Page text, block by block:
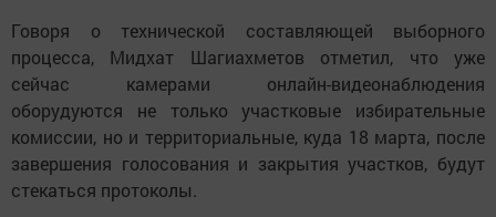
Говоря о технической составляющей выборного
процесса, Мидхат Шагиахметов отметил, что уже
сейчас камерами онлайн-видеонаблюдения
оборудуются не только участковые избирательные
комиссии, но и территориальные, куда 18 марта, после
завершения голосования и закрытия участков, будут
стекаться протоколы.